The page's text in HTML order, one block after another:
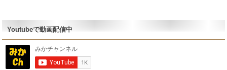
Youtubeで動画配信中